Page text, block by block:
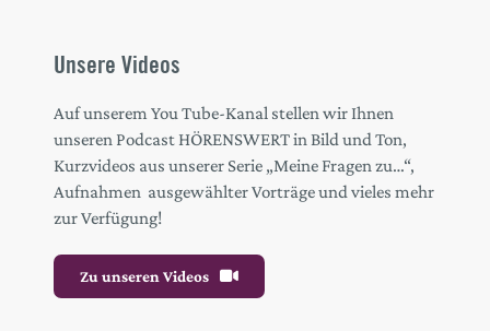
Unsere Videos
Auf unserem You Tube-Kanal stellen wir Ihnen
unseren Podcast HÖRENSWERT in Bild und Ton,
Kurzvideos aus unserer Serie „Meine Fragen zu…“,
Aufnahmen ausgewählter Vorträge und vieles mehr
zur Verfügung!
Zu unseren Videos